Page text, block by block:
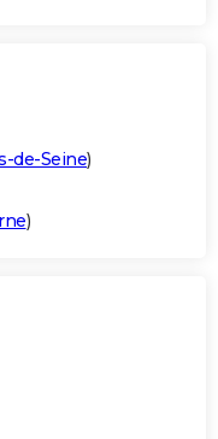
de-Seine)
)